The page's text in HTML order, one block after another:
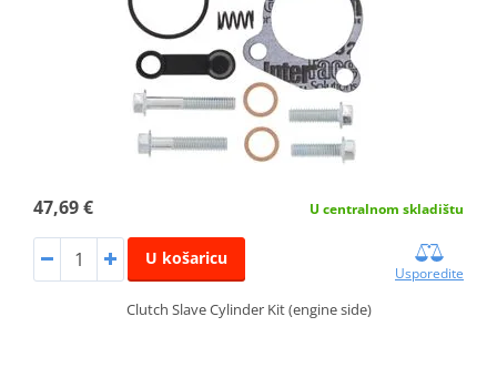
47,69 € U centralnom skladištu
U košaricu
Usporedite
Clutch Slave Cylinder Kit (engine side)